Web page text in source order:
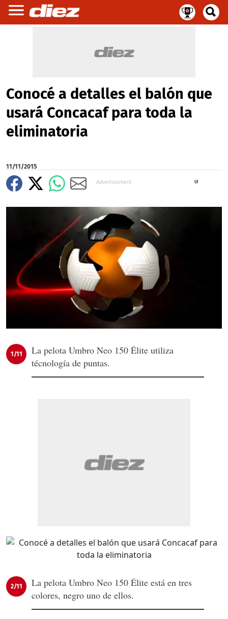
Conocé a detalles el balón que
usará Concacaf para toda la
eliminatoria
11/11/2015
1/11
La pelota Umbro Neo 150 Élite utiliza
técnología de puntas.
2/11
La pelota Umbro Neo 150 Élite está en tres
colores, negro uno de ellos.
X